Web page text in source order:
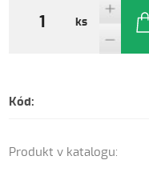
ks
Kód:
Produkt v katalogu: